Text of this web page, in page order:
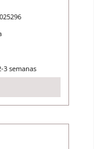
semanas